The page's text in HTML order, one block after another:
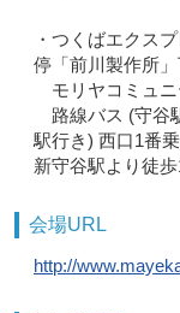
・つくばエクス
停「前川製作所
モリヤコミュニ
路線バス (守谷
駅行き) 西口1番乗
新守谷駅より徒
会場URL
http://